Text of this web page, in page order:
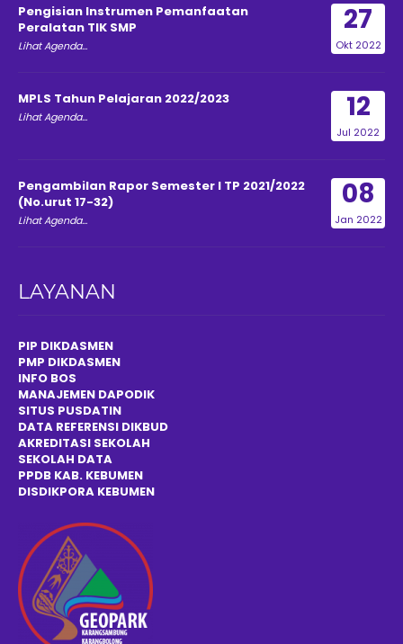
27
Okt 2022
Pengisian Instrumen Pemanfaatan
Peralatan TIK SMP
Lihat Agenda...
12
Jul 2022
MPLS Tahun Pelajaran 2022/2023
Lihat Agenda...
08
Jan 2022
Pengambilan Rapor Semester I TP 2021/2022
(No.urut 17-32)
Lihat Agenda...
LAYANAN
PIP DIKDASMEN
PMP DIKDASMEN
INFO BOS
MANAJEMEN DAPODIK
SITUS PUSDATIN
DATA REFERENSI DIKBUD
AKREDITASI SEKOLAH
SEKOLAH DATA
PPDB KAB. KEBUMEN
DISDIKPORA KEBUMEN